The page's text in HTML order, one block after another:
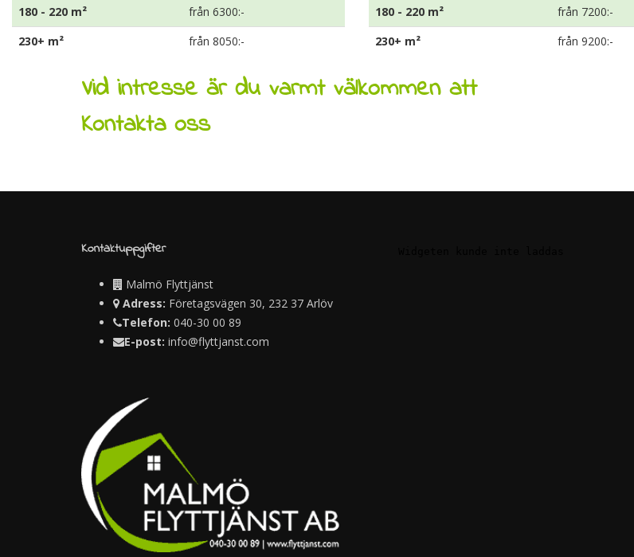
180 - 220 m²
från 6300:-
230+ m²
från 8050:-
180 - 220 m²
från 7200:-
230+ m²
från 9200:-
Vid intresse är du varmt välkommen att
Kontakta oss
Kontaktuppgifter
Malmö Flyttjänst
Adress: Företagsvägen 30, 232 37 Arlöv
Telefon: 040-30 00 89
E-post: info@flyttjanst.com